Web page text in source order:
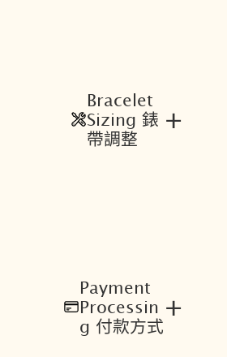
Bracelet
Sizing 錶
帶調整
+
Payment
Processin
g 付款方式
+